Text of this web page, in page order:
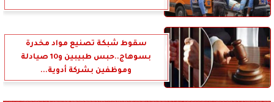
سقوط شبكة تصنيع مواد مخدرة
بسوهاج..حبس طبيبين و10 صيادلة
وموظفين بشركة أدوية...